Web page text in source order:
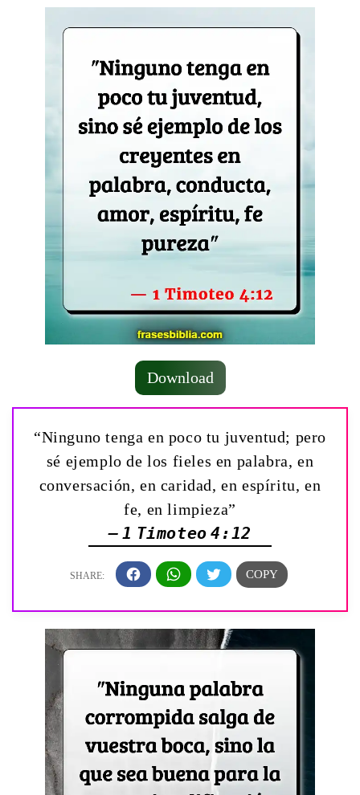
Download
“Ninguno tenga en poco tu juventud; pero
sé ejemplo de los fieles en palabra, en
conversación, en caridad, en espíritu, en
fe, en limpieza”
— 1 Timoteo 4:12